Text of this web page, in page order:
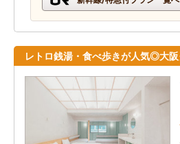
レトロ銭湯・食べ歩きが人気◎大